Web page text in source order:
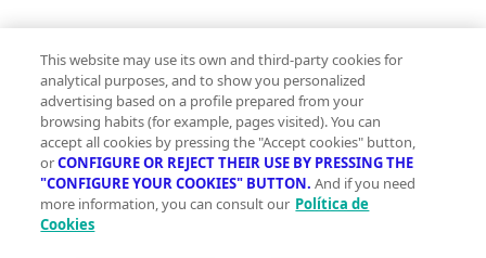
Contacto
hola@vivegreen.com
Aviso Legal
Condiciones de uso
This website may use its own and third-party cookies for
analytical purposes, and to show you personalized
advertising based on a profile prepared from your
browsing habits (for example, pages visited). You can
accept all cookies by pressing the "Accept cookies" button,
orCONFIGURE OR REJECT THEIR USE BY PRESSING THE
"CONFIGURE YOUR COOKIES" BUTTON. And if you need
more information, you can consult our Política de
Cookies